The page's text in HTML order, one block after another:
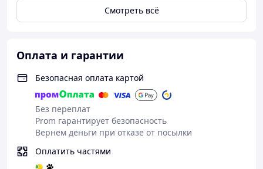
Смотреть всё
Оплата и гарантии
Безопасная оплата картой
Без переплат
Prom гарантирует безопасность
Вернем деньги при отказе от посылки
Оплатить частями